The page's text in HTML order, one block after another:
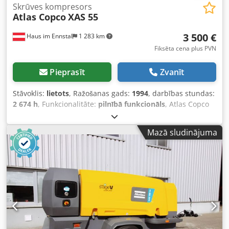
Haus im Ennstal 1 283 km
Skrūves kompresors
Atlas CopcoXAS 55
3 500 €
Fiksēta cena plus PVN
Pieprasīt Zvanīt
Stāvoklis: lietots, Ražošanas gads: 1994, darbības stundas:
2 674 h, Funkcionalitāte: pilnībā funkcionāls, Atlas Copco
XAS 55 būvkompresors / skrūvju kompresors - izlaiduma
gads 1994 - t.sk. piederumi Komercpārdošana: mobils
Atlas Copco būvkompresors pilnā komplektācijā!
Pārdošanā ir uzticams un izturīgs skrūvju kompresors no
kvalitatīva ražotāja Atlas Copco, modelis XAS 55. Iekārta
piederējusi Fischer Bau GmbH autoparkam, tā uzstādīta uz
praktiskas vienass piekabes ar vilkšanas stieni un ir gatava
tūlītējai lietošanai būvlaukumā. Tehniskie dati un iekārtas
informācija (saskaņā ar identifikācijas plāksni un
instrumentiem): Ražotājs: Atlas Copco Modelis: XAS 55
Izlaiduma gads: 1994 Nostrādātās stundas: 2.674,5
Mazā sludinājuma